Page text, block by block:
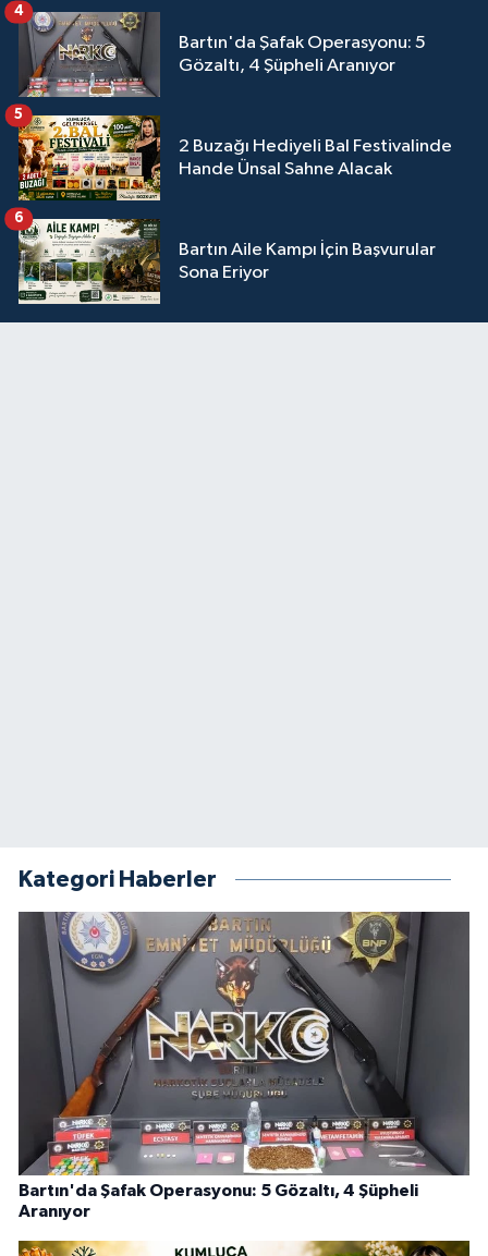
Bartın'da Şafak Operasyonu: 5
Gözaltı, 4 Şüpheli Aranıyor
4
2 Buzağı Hediyeli Bal Festivalinde
Hande Ünsal Sahne Alacak
5
Bartın Aile Kampı İçin Başvurular
Sona Eriyor
6
Kategori Haberler
Bartın'da Şafak Operasyonu: 5 Gözaltı, 4 Şüpheli
Aranıyor